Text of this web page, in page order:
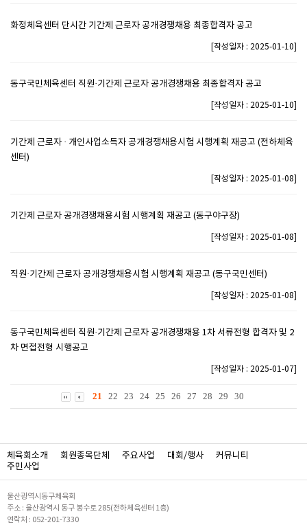
화정체육센터 단시간 기간제 근로자 공개경쟁채용 최종합격자 공고
작성일자 : 2025-01-10
동구국민체육센터 직원·기간제 근로자 공개경쟁채용 최종합격자 공고
작성일자 : 2025-01-10
기간제 근로자 · 개인사업소득자 공개경쟁채용시험 시행계획 재공고 (전하체육
센터)
작성일자 : 2025-01-08
기간제 근로자 공개경쟁채용시험 시행계획 재공고 (동구야구장)
작성일자 : 2025-01-08
직원·기간제 근로자 공개경쟁채용시험 시행계획 재공고 (동구국민센터)
작성일자 : 2025-01-08
동구국민체육센터 직원·기간제 근로자 공개경쟁채용 1차 서류전형 합격자 및 2
차 면접전형 시행공고
작성일자 : 2025-01-07
21 22 23 24 25 26 27 28 29 30
체육회소개 회원종목단체 주요사업 대회/행사
커뮤니티
주민사업
울산광역시동구체육회
주소 : 울산광역시 동구 봉수로 285(전하체육센터 1층)
연락처 : 052-201-7330